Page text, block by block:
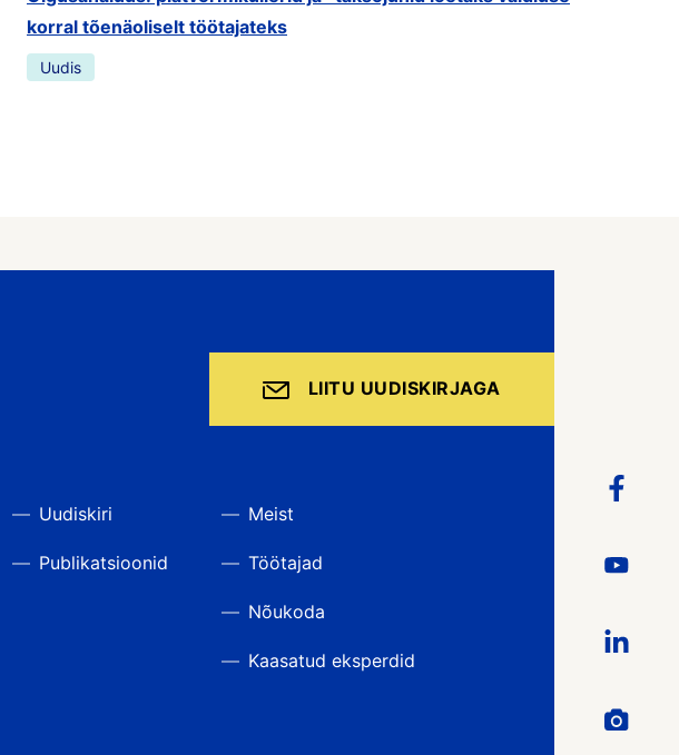
korral tõenäoliselt töötajateks
Uudis
LIITU UUDISKIRJAGA
Uudiskiri
Publikatsioonid
Meist
Töötajad
Nõukoda
Kaasatud eksperdid